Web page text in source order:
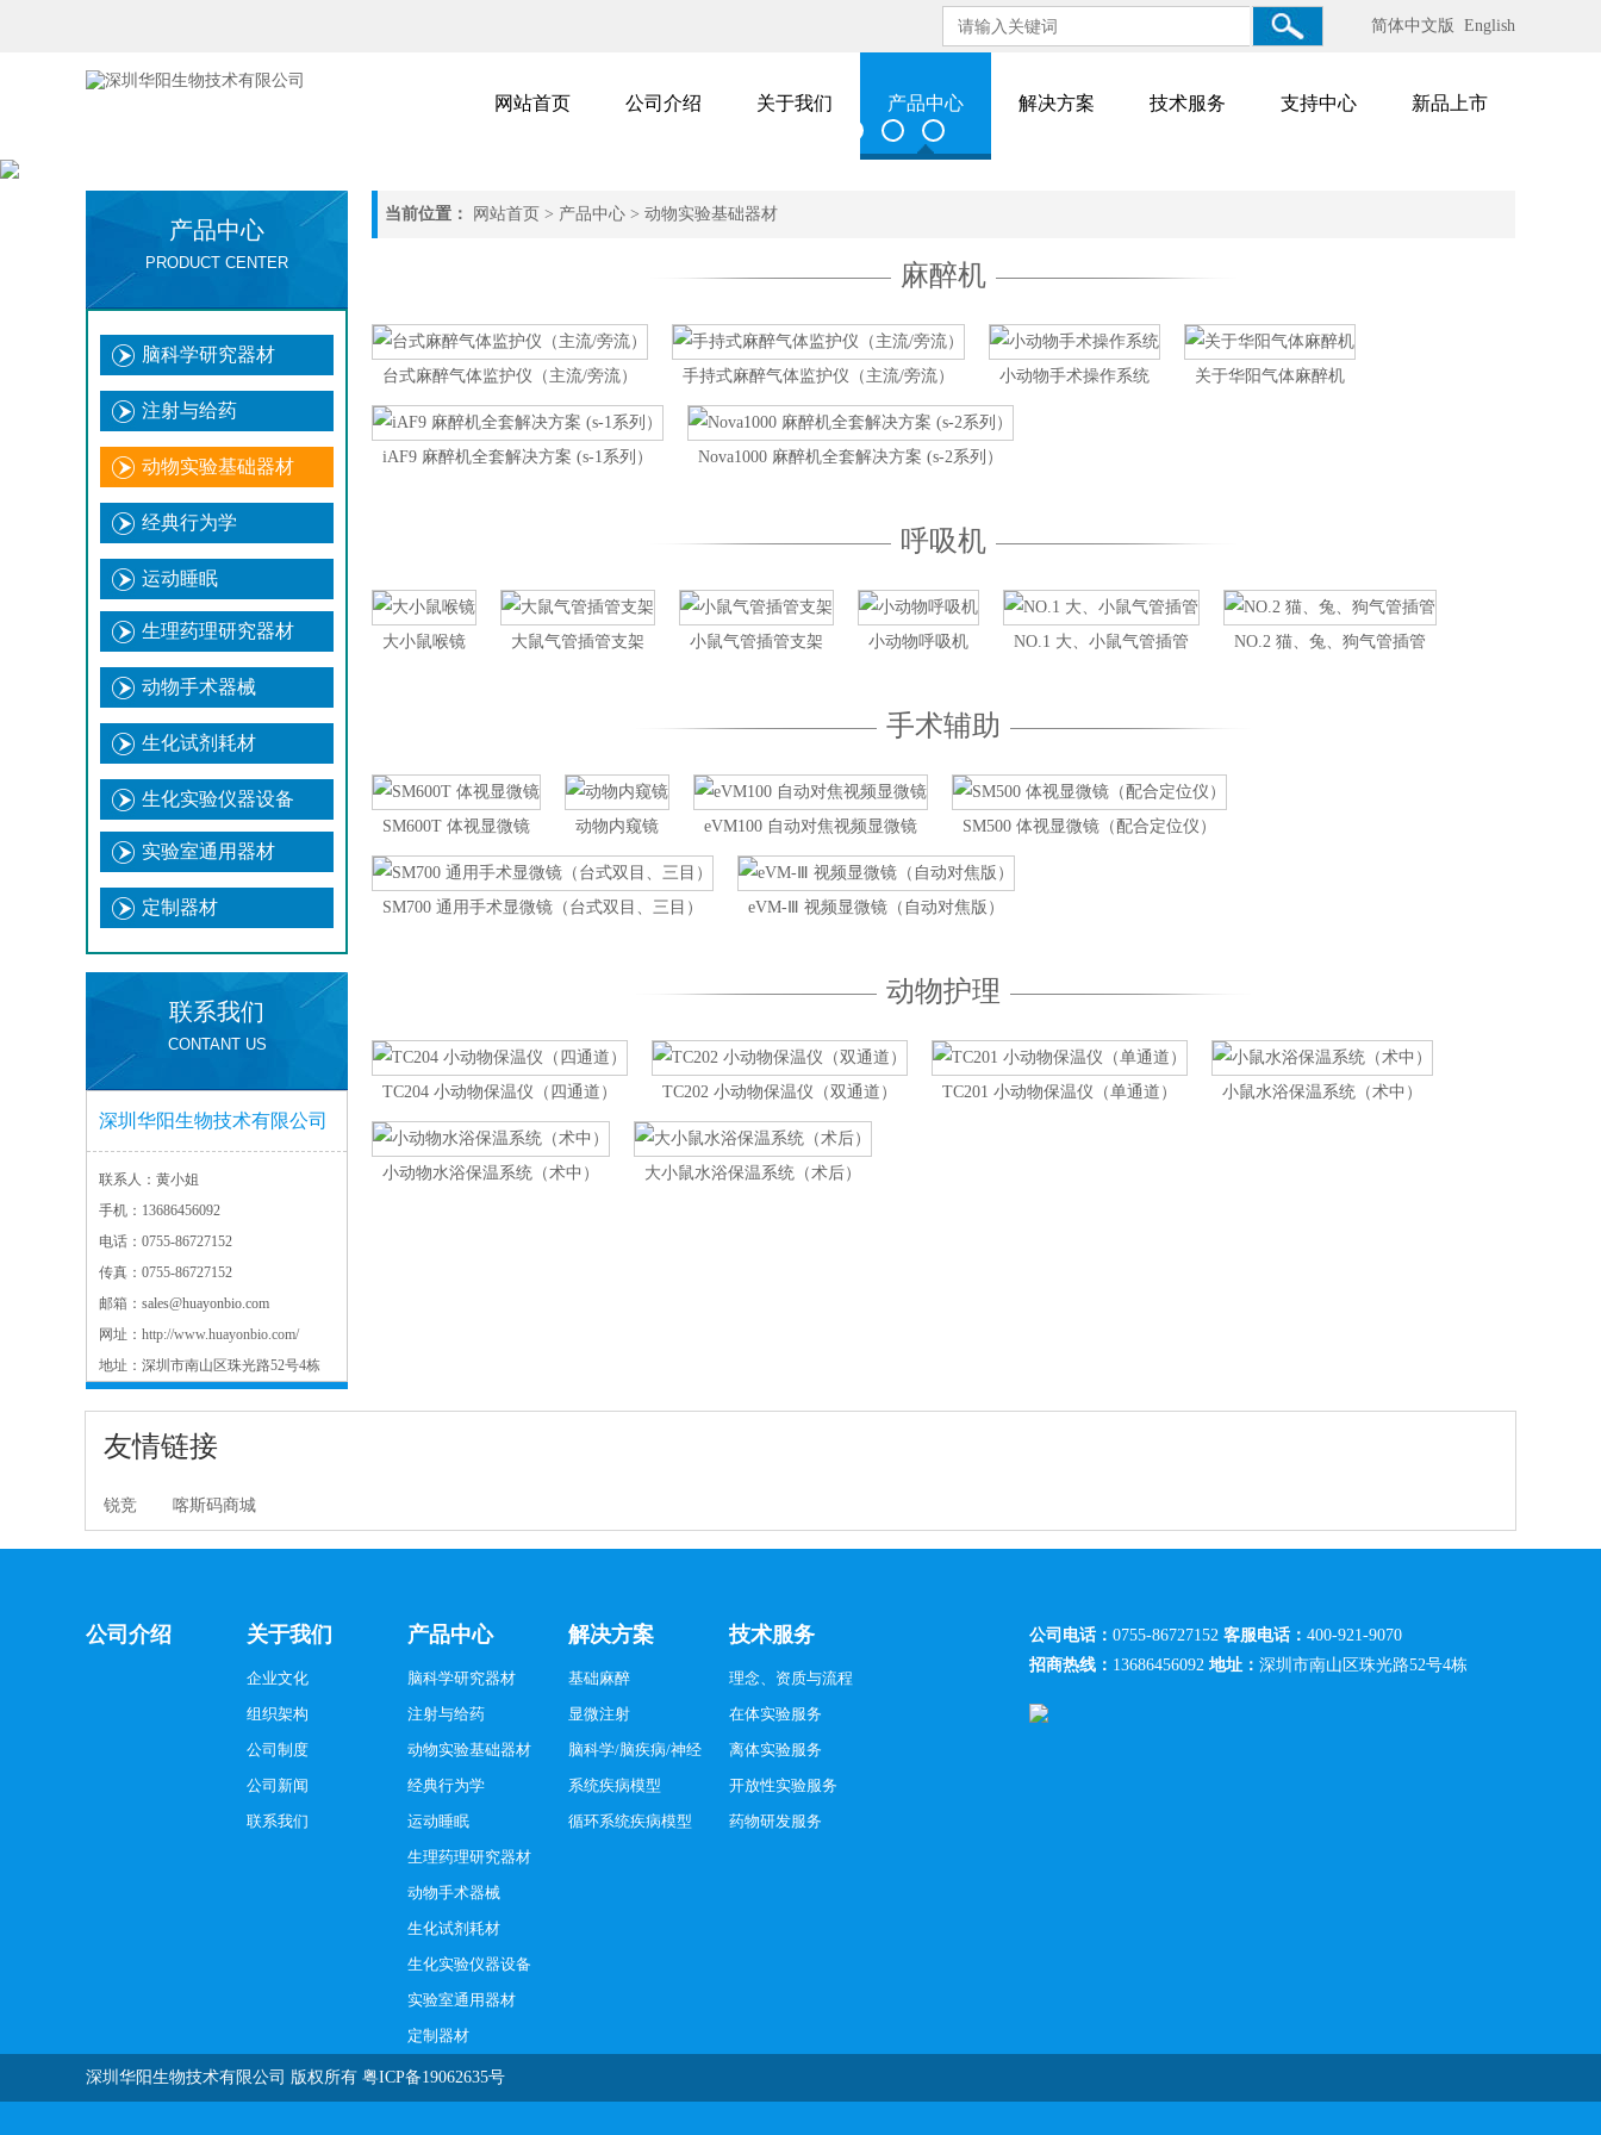
简体中文版 English
网站首页 公司介绍 关于我们 产品中心 解决方案 技术服务 支持中心 新品上市
产品中心
PRODUCT CENTER
脑科学研究器材
注射与给药
动物实验基础器材
经典行为学
运动睡眠
生理药理研究器材
动物手术器械
生化试剂耗材
生化实验仪器设备
实验室通用器材
定制器材
联系我们
CONTANT US
深圳华阳生物技术有限公司
联系人： 黄小姐
手机： 13686456092
电话： 0755-86727152
传真： 0755-86727152
邮箱： sales@huayonbio.com
网址： http://www.huayonbio.com/
地址： 深圳市南山区珠光路52号4栋
当前位置： 网站首页 > 产品中心 > 动物实验基础器材
麻醉机
台式麻醉气体监护仪（主流/旁流） 手持式麻醉气体监护仪（主流/旁流） 小动物手术操作系统 关于华阳气体麻醉机
iAF9 麻醉机全套解决方案 (s-1系列） Nova1000 麻醉机全套解决方案 (s-2系列）
呼吸机
大小鼠喉镜 大鼠气管插管支架 小鼠气管插管支架 小动物呼吸机 NO.1 大、小鼠气管插管 NO.2 猫、兔、狗气管插管
手术辅助
SM600T 体视显微镜 动物内窥镜 eVM100 自动对焦视频显微镜 SM500 体视显微镜（配合定位仪）
SM700 通用手术显微镜（台式双目、三目） eVM-Ⅲ 视频显微镜（自动对焦版）
动物护理
TC204 小动物保温仪（四通道） TC202 小动物保温仪（双通道） TC201 小动物保温仪（单通道） 小鼠水浴保温系统（术中）
小动物水浴保温系统（术中） 大小鼠水浴保温系统（术后）
友情链接
锐竞 喀斯码商城
公司介绍 关于我们
企业文化
组织架构
公司制度
公司新闻
联系我们
产品中心
脑科学研究器材
注射与给药
动物实验基础器材
经典行为学
运动睡眠
生理药理研究器材
动物手术器械
生化试剂耗材
生化实验仪器设备
实验室通用器材
定制器材
解决方案
基础麻醉
显微注射
脑科学/脑疾病/神经
系统疾病模型
循环系统疾病模型
技术服务
理念、资质与流程
在体实验服务
离体实验服务
开放性实验服务
药物研发服务
公司电话： 0755-86727152 客服电话： 400-921-9070
招商热线： 13686456092 地址： 深圳市南山区珠光路52号4栋
深圳华阳生物技术有限公司 版权所有 粤ICP备19062635号